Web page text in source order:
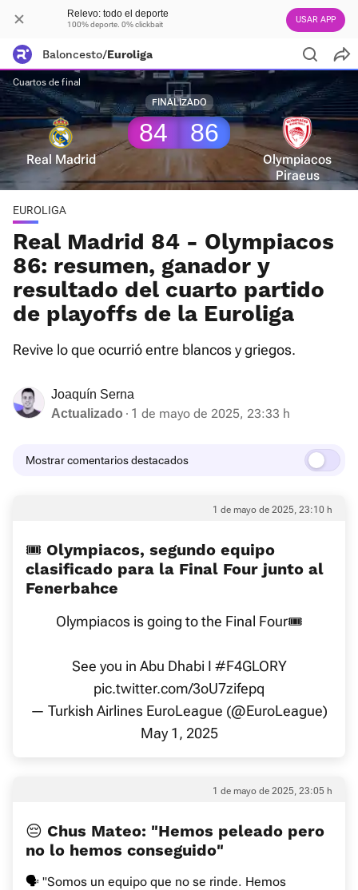
Relevo: todo el deporte
100% deporte. 0% clickbait USAR APP
Baloncesto/Euroliga
Cuartos de final
FINALIZADO
Real Madrid
84 86
Olympiacos
Piraeus
EUROLIGA
Real Madrid 84 - Olympiacos
86: resumen, ganador y
resultado del cuarto partido
de playoffs de la Euroliga
Revive lo que ocurrió entre blancos y griegos.
Joaquín Serna
Actualizado
1 de mayo de 2025, 23:33 h
Mostrar comentarios destacados
1 de mayo de 2025, 23:10 h
🎟️ Olympiacos, segundo equipo
clasificado para la Final Four junto al
Fenerbahce
Olympiacos is going to the Final Four🎟️
See you in Abu Dhabi I #F4GLORY
pic.twitter.com/3oU7zifepq
— Turkish Airlines EuroLeague (@EuroLeague)
May 1, 2025
1 de mayo de 2025, 23:05 h
😔 Chus Mateo: "Hemos peleado pero
no lo hemos conseguido"
🗣️ "Somos un equipo que no se rinde. Hemos